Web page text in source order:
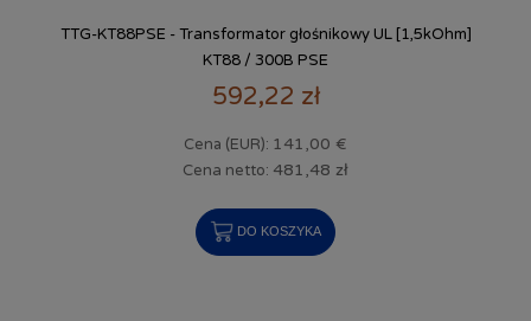
TTG-KT88PSE - Transformator głośnikowy UL [1,5kOhm]
KT88 / 300B PSE
592,22 zł
Cena (EUR): 141,00 €
Cena netto: 481,48 zł
DO KOSZYKA